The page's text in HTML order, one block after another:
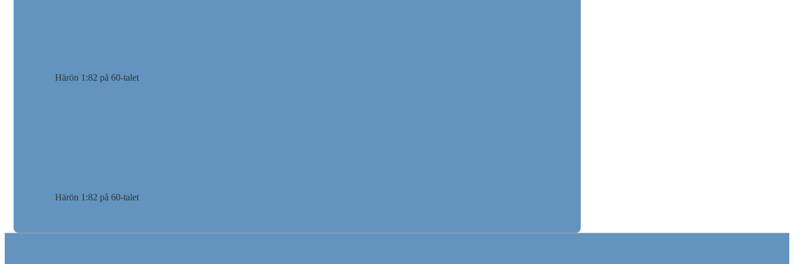
Härön 1:82 på 60-talet
Härön 1:82 på 60-talet